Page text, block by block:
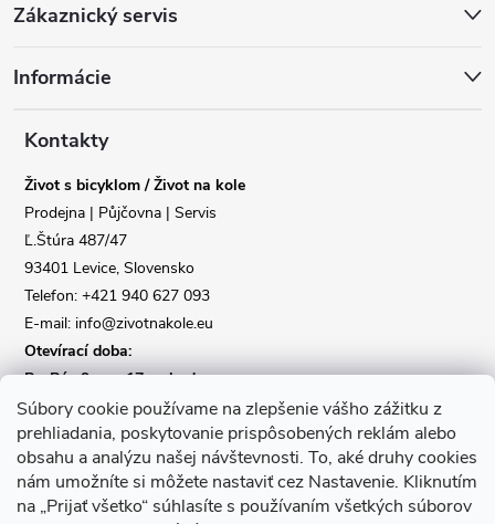
Súbory cookie používame na zlepšenie vášho zážitku z
prehliadania, poskytovanie prispôsobených reklám alebo
obsahu a analýzu našej návštevnosti. To, aké druhy cookies
nám umožníte si môžete nastaviť cez Nastavenie. Kliknutím
na „Prijať všetko“ súhlasíte s používaním všetkých súborov
p
Zákaznický servis
Informácie
Kontakty
Život s bicyklom / Život na kole
Prodejna | Půjčovna | Servis
Ľ.Štúra 487/47
93401 Levice, Slovensko
Telefon: +421 940 627 093
E-mail: info@zivotnakole.eu
Otevírací doba:
Po-Pá : 9,oo - 17,oo hod
So : 9,oo - 12,oo | Ne : Zavřeno
Kontaktní formulář